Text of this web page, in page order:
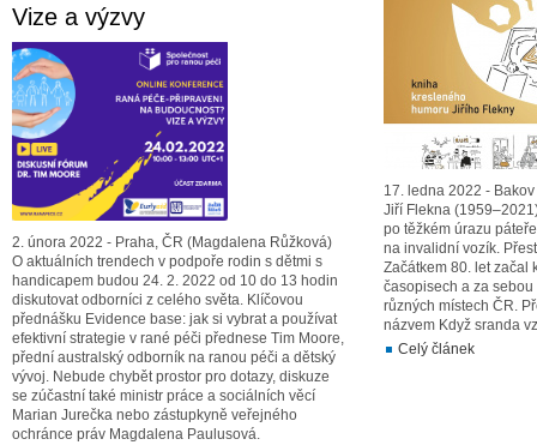
Vize a výzvy
2. února 2022 - Praha, ČR (Magdalena Růžková)
O aktuálních trendech v podpoře rodin s dětmi s
handicapem budou 24. 2. 2022 od 10 do 13 hodin
diskutovat odborníci z celého světa. Klíčovou
přednášku Evidence base: jak si vybrat a používat
efektivní strategie v rané péči přednese Tim Moore,
přední australský odborník na ranou péči a dětský
vývoj. Nebude chybět prostor pro dotazy, diskuze
se zúčastní také ministr práce a sociálních věcí
Marian Jurečka nebo zástupkyně veřejného
ochránce práv Magdalena Paulusová.
17. ledna 2022 -
Jiří Flekna
po těžkém úrazu
na invalidní vozík.
Začátkem 80. let začal
časopisech a za
různých místech ČR.
názvem Když sranda
Celý článek